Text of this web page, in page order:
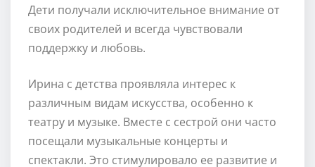
Дети получали исключительное внимание от
своих родителей и всегда чувствовали
поддержку и любовь.
Ирина с детства проявляла интерес к
различным видам искусства, особенно к
театру и музыке. Вместе с сестрой они часто
посещали музыкальные концерты и
спектакли. Это стимулировало ее развитие и